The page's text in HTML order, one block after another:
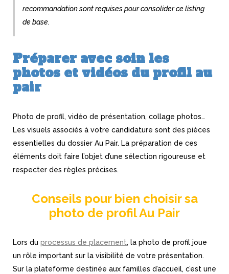
recommandation sont requises pour consolider ce listing
de base.
Préparer avec soin les
photos et vidéos du profil au
pair
Photo de profil, vidéo de présentation, collage photos…
Les visuels associés à votre candidature sont des pièces
essentielles du dossier Au Pair. La préparation de ces
éléments doit faire l’objet d’une sélection rigoureuse et
respecter des règles précises.
Conseils pour bien choisir sa
photo de profil Au Pair
Lors du processus de placement, la photo de profil joue
un rôle important sur la visibilité de votre présentation.
Sur la plateforme destinée aux familles d’accueil, c’est une